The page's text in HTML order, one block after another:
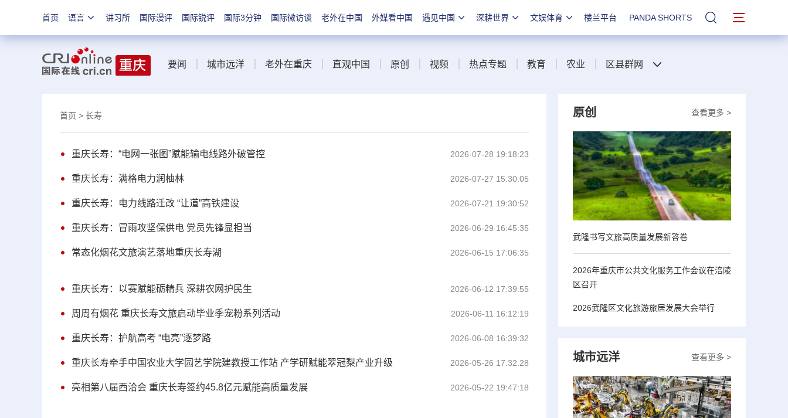
首页 语言 讲习所 国际漫评 国际锐评 国际3分钟 国际微访谈 老外在中国 外媒看中国 遇见中国 深耕世界 文娱体育 楼兰平台 PANDA SHORTS 站内搜索
要闻 城市远洋 老外在重庆 直观中国 原创 视频 热点专题 教育 农业 区县群网
首页 > 长寿
重庆长寿：“电网一张图”赋能输电线路外破管控 2026-07-28 19:18:23
重庆长寿：满格电力润柚林 2026-07-27 15:30:05
重庆长寿：电力线路迁改 “让道”高铁建设 2026-07-21 19:30:52
重庆长寿：冒雨攻坚保供电 党员先锋显担当 2026-06-29 16:45:35
常态化烟花文旅演艺落地重庆长寿湖 2026-06-15 17:06:35
重庆长寿：以赛赋能砺精兵 深耕农网护民生 2026-06-12 17:39:55
周周有烟花 重庆长寿文旅启动毕业季宠粉系列活动 2026-06-11 16:12:19
重庆长寿：护航高考 “电亮”逐梦路 2026-06-08 16:39:32
重庆长寿牵手中国农业大学园艺学院建教授工作站 产学研赋能翠冠梨产业升级 2026-05-26 17:32:28
亮相第八届西洽会 重庆长寿签约45.8亿元赋能高质量发展 2026-05-22 19:47:18
查看更多 >
原创
武隆书写文旅高质量发展新答卷
2026年重庆市公共文化服务工作会议在涪陵
区召开
2026武隆区文化旅游旅居发展大会举行
查看更多 >
城市远洋